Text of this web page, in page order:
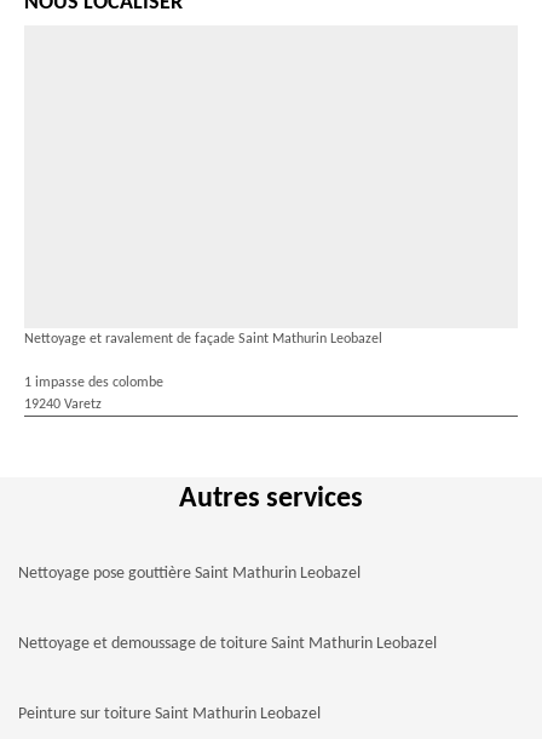
Nettoyage et ravalement de façade Saint Mathurin Leobazel
1 impasse des colombe
19240 Varetz
Autres services
Nettoyage pose gouttière Saint Mathurin Leobazel
Nettoyage et demoussage de toiture Saint Mathurin Leobazel
Peinture sur toiture Saint Mathurin Leobazel